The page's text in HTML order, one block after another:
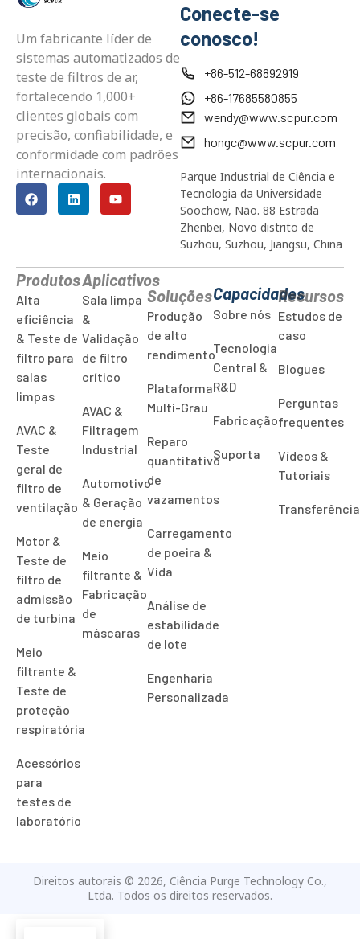
Um fabricante líder de
sistemas automatizados de
teste de filtros de ar,
fortalecendo 1,000+
clientes globais com
precisão, confiabilidade, e
conformidade com padrões
internacionais.
Conecte-se
conosco!
+86-512-68892919
+86-17685580855
wendy@www.scpur.com
hongc@www.scpur.com
Parque Industrial de Ciência e
Tecnologia da Universidade
Soochow, Não. 88 Estrada
Zhenbei, Novo distrito de
Suzhou, Suzhou, Jiangsu, China
Produtos
Alta
eficiência
& Teste de
filtro para
salas
limpas
AVAC &
Teste
geral de
filtro de
ventilação
Motor &
Teste de
filtro de
admissão
de turbina
Meio
filtrante &
Teste de
proteção
respiratória
Acessórios
para
testes de
laboratório
Aplicativos
Sala limpa
&
Validação
de filtro
crítico
AVAC &
Filtragem
Industrial
Automotivo
& Geração
de energia
Meio
filtrante &
Fabricação
de
máscaras
Soluções
Produção
de alto
rendimento
Plataforma
Multi-Grau
Reparo
quantitativo
de
vazamentos
Carregamento
de poeira &
Vida
Análise de
estabilidade
de lote
Engenharia
Personalizada
Capacidades
Sobre nós
Tecnologia
Central &
R&D
Fabricação
Suporta
Recursos
Estudos de
caso
Blogues
Perguntas
frequentes
Vídeos &
Tutoriais
Direitos autorais © 2026, Ciência Purge Technology Co.,
Ltda. Todos os direitos reservados.